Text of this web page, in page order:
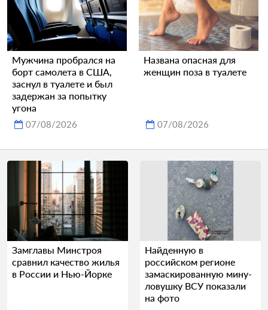
Мужчина пробрался на
борт самолета в США,
заснул в туалете и был
задержан за попытку
угона
07/08/2026
Названа опасная для
женщин поза в туалете
07/08/2026
Замглавы Минстроя
сравнил качество жилья
в России и Нью-Йорке
Найденную в
российском регионе
замаскированную мину-
ловушку ВСУ показали
на фото